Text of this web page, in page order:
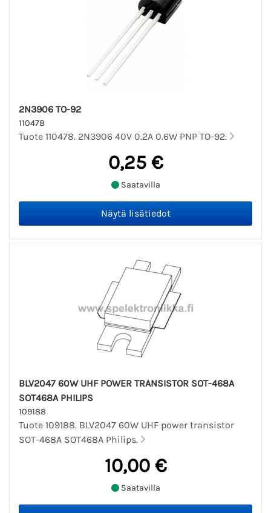
2N3906 TO-92
110478
Tuote 110478. 2N3906 40V 0.2A 0.6W PNP TO-92.
0,25 €
Saatavilla
BLV2047 60W UHF POWER TRANSISTOR SOT-468A
SOT468A PHILIPS
109188
Tuote 109188. BLV2047 60W UHF power transistor
SOT-468A SOT468A Philips.
10,00 €
Saatavilla